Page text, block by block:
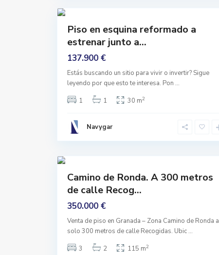
Piso en esquina reformado a
estrenar junto a...
137.900 €
Estás buscando un sitio para vivir o invertir? Sigue
leyendo por que esto te interesa. Pon ...
1
1 30 m2
Navygar
a
m
i
n
o
d
e
r
o
d
a
n
a
Camino de Ronda. A 300 metros
de calle Recog...
350.000 €
Venta de piso en Granada – Zona Camino de Ronda a
solo 300 metros de calle Recogidas. Ubic ...
3
2 115 m2
j
a
r
o
n
p
u
e
b
o
,